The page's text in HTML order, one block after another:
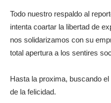
Todo nuestro respaldo al
intenta coartar la libertad de
nos solidarizamos con su
total apertura a los sentires
Hasta la proxima, buscando
de la felicidad.